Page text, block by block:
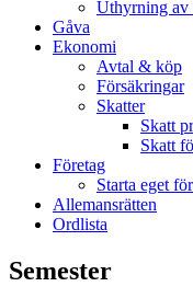
Uthyrning av
Gåva
Ekonomi
Avtal & köp
Försäkringar
Skatter
Skatt
Skatt
Företag
Starta eget
Allemansrätten
Ordlista
Semester